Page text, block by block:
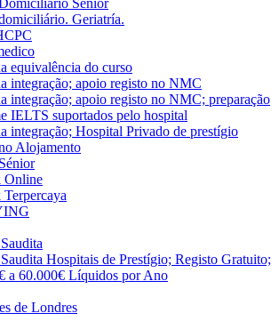
Geriatría.
equivalência do curso
integração; apoio registo no NMC
integração; apoio registo no NMC; preparação
IELTS suportados pelo hospital
integração; Hospital Privado de prestígio
Alojamento
Online
Hospitais de Prestígio; Registo Gratuito;
a 60.000€ Líquidos por Ano
de Londres